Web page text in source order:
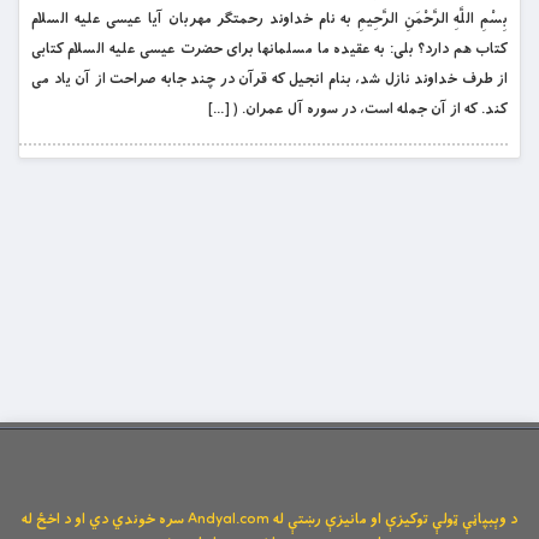
بِسْمِ اللَّهِ الرَّحْمَنِ الرَّحِيمِ به نام خداوند رحمتگر مهربان آيا عيسى عليه السلام
کتاب هم دارد؟ بلى: به عقيده ما مسلمانها براى حضرت عيسى عليه السلام کتابى
از طرف خداوند نازل شد، بنام انجيل که قرآن در چند جابه صراحت از آن ياد مى
کند. که از آن جمله است، در سوره آل عمران. ( […]
د وېبپاڼې ټولې توکیزې او مانیزې رښتې له Andyal.com سره خوندي دي او د اخځ له